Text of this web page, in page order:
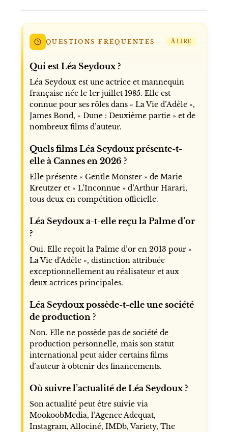
QUESTIONS FRÉQUENTES À LIRE
Qui est Léa Seydoux ?
Léa Seydoux est une actrice et mannequin
française née le 1er juillet 1985. Elle est
connue pour ses rôles dans « La Vie d’Adèle »,
James Bond, « Dune : Deuxième partie » et de
nombreux films d’auteur.
Quels films Léa Seydoux présente-t-
elle à Cannes en 2026 ?
Elle présente « Gentle Monster » de Marie
Kreutzer et « L’Inconnue » d’Arthur Harari,
tous deux en compétition officielle.
Léa Seydoux a-t-elle reçu la Palme d’or
?
Oui. Elle reçoit la Palme d’or en 2013 pour «
La Vie d’Adèle », distinction attribuée
exceptionnellement au réalisateur et aux
deux actrices principales.
Léa Seydoux possède-t-elle une société
de production ?
Non. Elle ne possède pas de société de
production personnelle, mais son statut
international peut aider certains films
d’auteur à obtenir des financements.
Où suivre l’actualité de Léa Seydoux ?
Son actualité peut être suivie via
MookoobMedia, l’Agence Adequat,
Instagram, Allociné, IMDb, Variety, The